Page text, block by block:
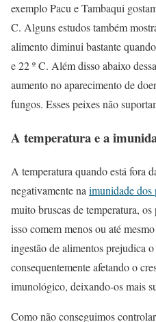
exemplo Pacu e Tambaqui
C. Alguns estudos também
alimento diminui bastante
e 22 º C. Além disso abaixo
aumento no aparecimento de
fungos. Esses peixes não
A temperatura e a
A temperatura quando está fora
negativamente na imunidade dos
muito bruscas de temperatura,
isso comem menos ou até
ingestão de alimentos prejudica
consequentemente afetando o
imunológico, deixando-os mais
Como não conseguimos